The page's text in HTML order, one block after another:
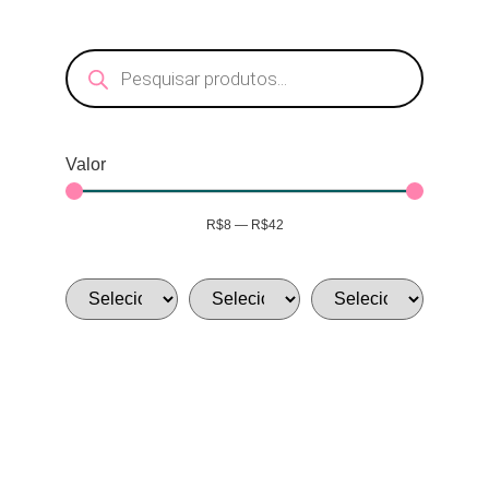
Valor
R$8— R$42